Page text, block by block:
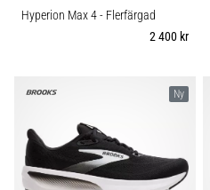
orsakerna
Vad
det…
Hyperion Max 4- Flerfärgad
2 400 kr
Ny